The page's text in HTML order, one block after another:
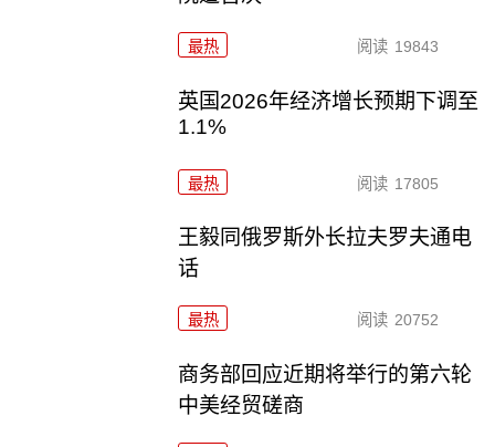
最热 阅读 19843
英国2026年经济增长预期下调至
1.1%
最热 阅读 17805
王毅同俄罗斯外长拉夫罗夫通电
话
最热 阅读 20752
商务部回应近期将举行的第六轮
中美经贸磋商